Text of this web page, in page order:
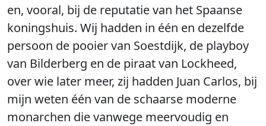
en, vooral, bij de reputatie van het Spaanse
koningshuis. Wij hadden in één en dezelfde
persoon de pooier van Soestdijk, de playboy
van Bilderberg en de piraat van Lockheed,
over wie later meer, zij hadden Juan Carlos, bij
mijn weten één van de schaarse moderne
monarchen die vanwege meervoudig en